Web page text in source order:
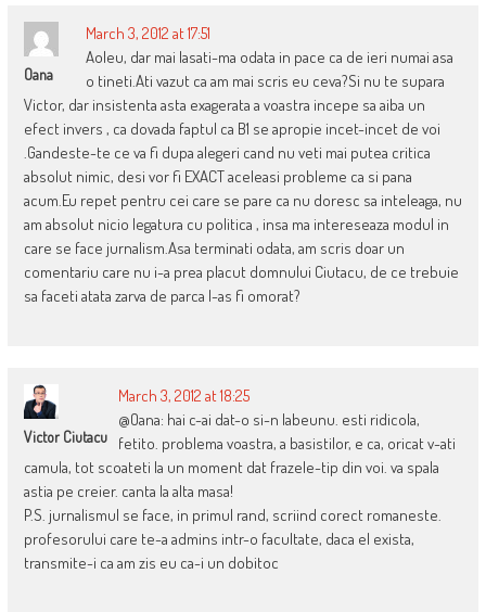
Oana
March 3, 2012 at 17:51
Aoleu, dar mai lasati-ma odata in pace ca de ieri numai asa
o tineti.Ati vazut ca am mai scris eu ceva?Si nu te supara
Victor, dar insistenta asta exagerata a voastra incepe sa aiba un
efect invers , ca dovada faptul ca B1 se apropie incet-incet de voi
.Gandeste-te ce va fi dupa alegeri cand nu veti mai putea critica
absolut nimic, desi vor fi EXACT aceleasi probleme ca si pana
acum.Eu repet pentru cei care se pare ca nu doresc sa inteleaga, nu
am absolut nicio legatura cu politica , insa ma intereseaza modul in
care se face jurnalism.Asa terminati odata, am scris doar un
comentariu care nu i-a prea placut domnului Ciutacu, de ce trebuie
sa faceti atata zarva de parca l-as fi omorat?
Victor Ciutacu
March 3, 2012 at 18:25
@Oana: hai c-ai dat-o si-n labeunu. esti ridicola,
fetito. problema voastra, a basistilor, e ca, oricat v-ati
camula, tot scoateti la un moment dat frazele-tip din voi. va spala
astia pe creier. canta la alta masa!
P.S. jurnalismul se face, in primul rand, scriind corect romaneste.
profesorului care te-a admins intr-o facultate, daca el exista,
transmite-i ca am zis eu ca-i un dobitoc